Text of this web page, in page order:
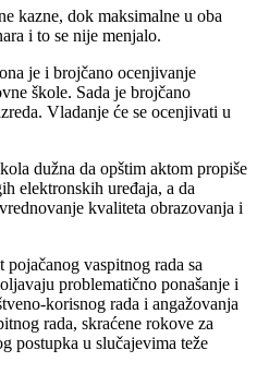
kazne, dok maksimalne u oba
i to se nije menjalo.
je i brojčano ocenjivanje
škole. Sada je brojčano
Vladanje će se ocenjivati u
dužna da opštim aktom propiše
elektronskih uređaja, a da
kvaliteta obrazovanja i
vaspitnog rada sa
problematično ponašanje i
korisnog rada i angažovanja
rada, skraćene rokove za
postupka u slučajevima teže